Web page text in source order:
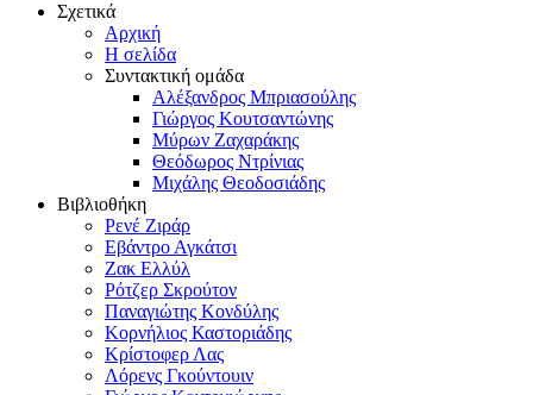
Σχετικά
Αρχική
Η σελίδα
Συντακτική ομάδα
Αλέξανδρος Μπριασούλης
Γιώργος Κουτσαντώνης
Μύρων Ζαχαράκης
Θεόδωρος Ντρίνιας
Μιχάλης Θεοδοσιάδης
Βιβλιοθήκη
Ρενέ Ζιράρ
Εβάντρο Αγκάτσι
Ζακ Ελλύλ
Ρότζερ Σκρούτον
Παναγιώτης Κονδύλης
Κορνήλιος Καστοριάδης
Κρίστοφερ Λας
Λόρενς Γκούντουιν